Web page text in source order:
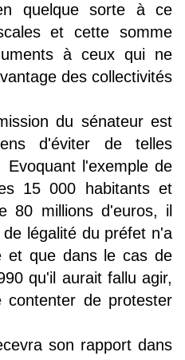
quelque sorte à ce
et cette somme
à ceux qui ne
des collectivités
du sénateur est
d'éviter de telles
Evoquant l'exemple de
15 000 habitants et
80 millions d'euros, il
légalité du préfet n'a
et que dans le cas de
qu'il aurait fallu agir,
de protester
son rapport dans